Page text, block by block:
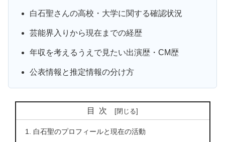
白石聖さんの高校・大学に関する確認状況
芸能界入りから現在までの経歴
年収を考えるうえで見たい出演歴・CM歴
公表情報と推定情報の分け方
目次
白石聖のプロフィールと現在の活動